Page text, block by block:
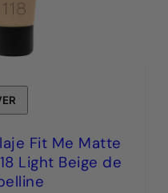
Fit Me Matte
Light Beige de